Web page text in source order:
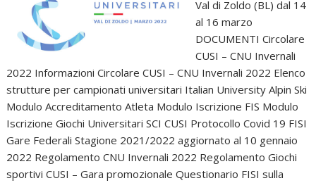
Val di Zoldo (BL) dal 14
al 16 marzo
DOCUMENTI Circolare
CUSI – CNU Invernali
2022 Informazioni Circolare CUSI – CNU Invernali 2022 Elenco
strutture per campionati universitari Italian University Alpin Ski
Modulo Accreditamento Atleta Modulo Iscrizione FIS Modulo
Iscrizione Giochi Universitari SCI CUSI Protocollo Covid 19 FISI
Gare Federali Stagione 2021/2022 aggiornato al 10 gennaio
2022 Regolamento CNU Invernali 2022 Regolamento Giochi
sportivi CUSI – Gara promozionale Questionario FISI sulla